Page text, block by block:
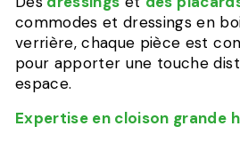
commodes et dressings en
verrière, chaque pièce est
pour apporter une touche
espace.
Expertise en cloison grande